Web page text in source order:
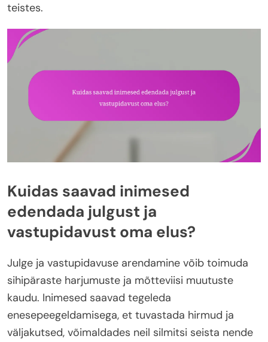
teistes.
Kuidas saavad inimesed
edendada julgust ja
vastupidavust oma elus?
Julge ja vastupidavuse arendamine võib toimuda
sihipäraste harjumuste ja mõtteviisi muutuste
kaudu. Inimesed saavad tegeleda
enesepeegeldamisega, et tuvastada hirmud ja
väljakutsed, võimaldades neil silmitsi seista nende